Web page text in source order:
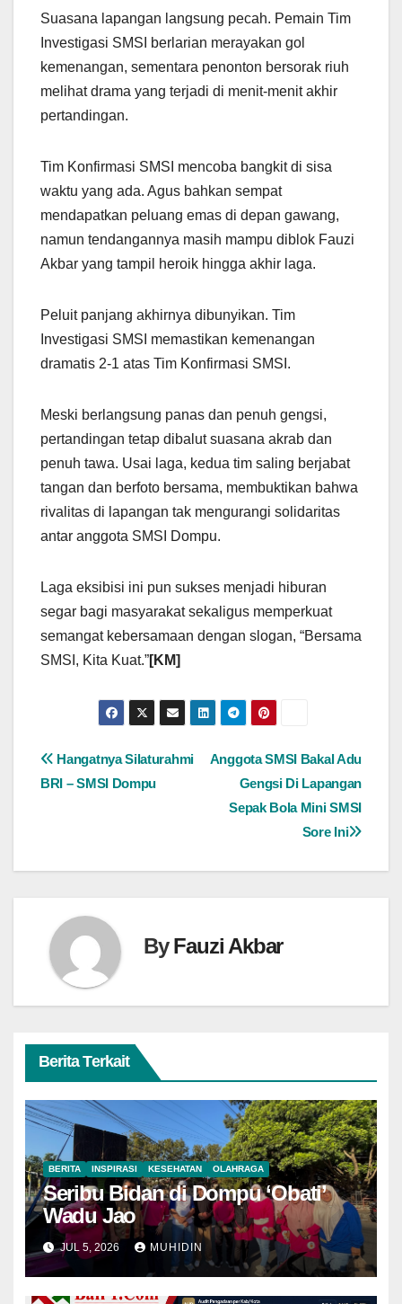
Suasana lapangan langsung pecah. Pemain Tim
Investigasi SMSI berlarian merayakan gol
kemenangan, sementara penonton bersorak riuh
melihat drama yang terjadi di menit-menit akhir
pertandingan.
Tim Konfirmasi SMSI mencoba bangkit di sisa
waktu yang ada. Agus bahkan sempat
mendapatkan peluang emas di depan gawang,
namun tendangannya masih mampu diblok Fauzi
Akbar yang tampil heroik hingga akhir laga.
Peluit panjang akhirnya dibunyikan. Tim
Investigasi SMSI memastikan kemenangan
dramatis 2-1 atas Tim Konfirmasi SMSI.
Meski berlangsung panas dan penuh gengsi,
pertandingan tetap dibalut suasana akrab dan
penuh tawa. Usai laga, kedua tim saling berjabat
tangan dan berfoto bersama, membuktikan bahwa
rivalitas di lapangan tak mengurangi solidaritas
antar anggota SMSI Dompu.
Laga eksibisi ini pun sukses menjadi hiburan
segar bagi masyarakat sekaligus memperkuat
semangat kebersamaan dengan slogan, “Bersama
SMSI, Kita Kuat.”[KM]
Navigasi
Anggota SMSI Bakal Adu
Gengsi Di Lapangan
Sepak Bola Mini SMSI
Sore Ini
Hangatnya Silaturahmi
BRI – SMSI Dompu
ByFauzi Akbar
Berita Terkait
BERITA INSPIRASI KESEHATAN OLAHRAGA
Seribu Bidan di Dompu ‘Obati’
Wadu Jao
JUL 5, 2026 MUHIDIN